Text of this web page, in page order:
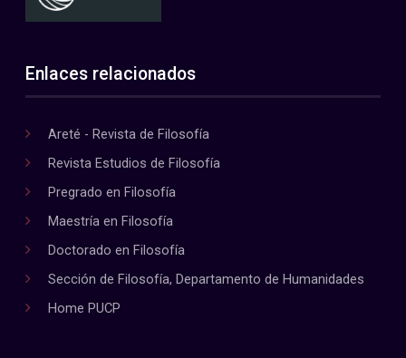
Enlaces relacionados
Areté - Revista de Filosofía
Revista Estudios de Filosofía
Pregrado en Filosofía
Maestría en Filosofía
Doctorado en Filosofía
Sección de Filosofía, Departamento de Humanidades
Home PUCP